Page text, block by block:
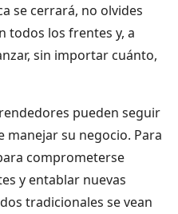
se cerrará, no olvides
todos los frentes y, a
sin importar cuánto,
pueden seguir
manejar su negocio. Para
comprometerse
y entablar nuevas
tradicionales se vean